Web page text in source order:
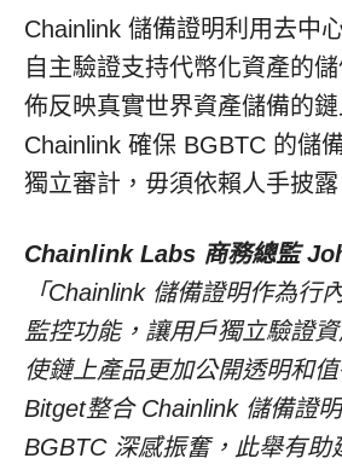
Chainlink 儲備證明利用去中
自主驗證支持代幣化資產的
佈反映真實世界資產儲備的鏈
Chainlink 確保 BGBTC 的儲
獨立審計，毋須依賴人手披露
Chainlink Labs 商務總監
「Chainlink 儲備證明作為行
監控功能，讓用戶獨立驗證
使鏈上產品更加公開透明和
Bitget整合 Chainlink 儲備證
BGBTC 深感振奮，此舉有助